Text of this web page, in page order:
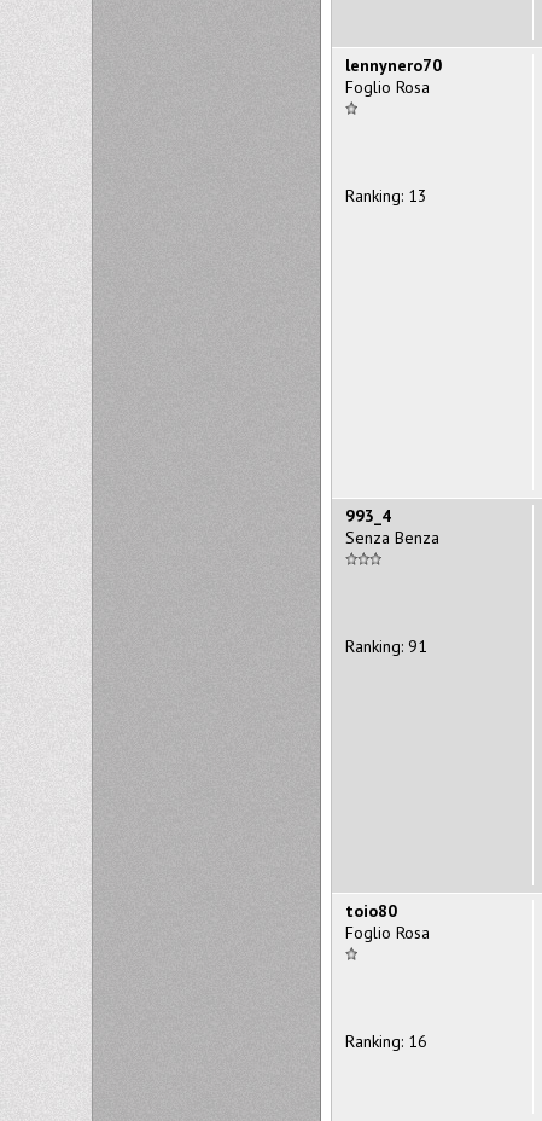
lennynero70
Foglio Rosa
Ranking: 13
993_4
Senza Benza
Ranking: 91
toio80
Foglio Rosa
Ranking: 16